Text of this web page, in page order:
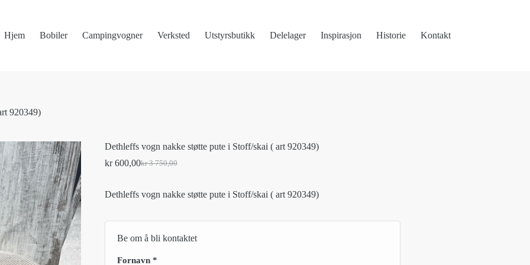
Hjem
Bobiler Campingvogner Verksted Utstyrsbutikk Delelager Inspirasjon Historie Kontakt
920349)
Dethleffs vogn nakke støtte pute i Stoff/skai ( art 920349)
kr3 750,00
Original
kr 3
kr600,00Current
kr 600,00.
Dethleffs vogn nakke støtte pute i Stoff/skai ( art 920349)
Be om å bli kontaktet
Fornavn *